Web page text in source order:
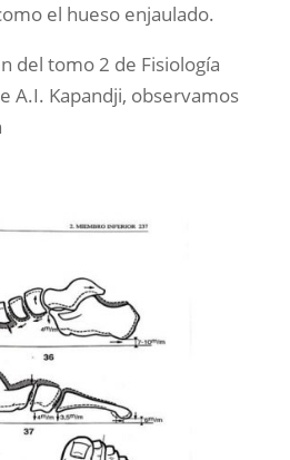
el hueso enjaulado.
del tomo 2 de Fisiología
A.I. Kapandji, observamos